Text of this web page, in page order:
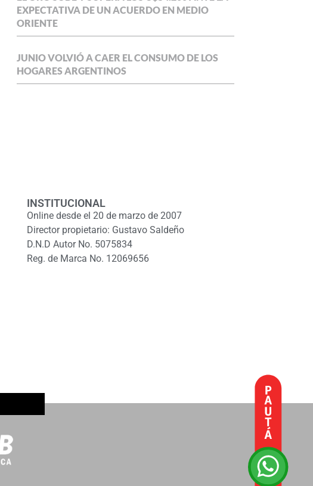
EXPECTATIVA DE UN ACUERDO EN MEDIO
ORIENTE
JUNIO VOLVIÓ A CAER EL CONSUMO DE LOS
HOGARES ARGENTINOS
INSTITUCIONAL
Online desde el 20 de marzo de 2007
Director propietario: Gustavo Saldeño
D.N.D Autor No. 5075834
Reg. de Marca No. 12069656